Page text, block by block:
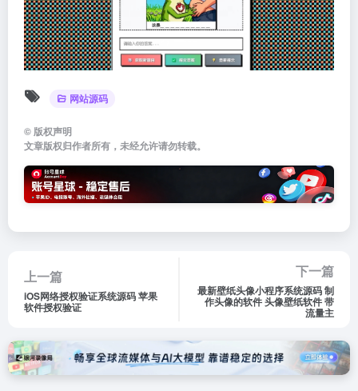
网站源码
© 版权声明
文章版权归作者所有，未经允许请勿转载。
上一篇
iOS网络授权验证系统源码 苹果
软件授权验证
下一篇
最新壁纸头像小程序系统源码 制
作头像的软件 头像壁纸软件 带
流量主